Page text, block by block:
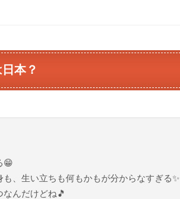
本？
😁
、生い立ちも何もかもが分からなすぎる✨
なんだけどね🎵